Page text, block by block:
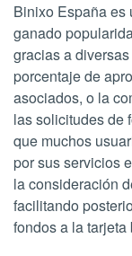
Binixo España es
ganado
gracias a
porcentaje de
asociados, o la
las solicitudes de
que muchos
por sus servicios
la consideración
facilitando
fondos a la